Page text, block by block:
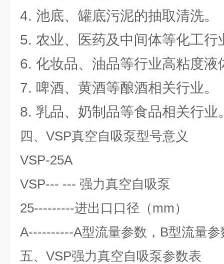
4. 池底、罐底污泥的抽取清洗。
5. 农业、医药及中间体等化工行
6. 化妆品、油品等行业高粘度液
7. 啤酒、黄酒等酿酒相关行业。
8. 乳品、奶制品等食品相关行业
四、VSP真空自吸泵型号意义
VSP-25A
VSP--- --- 强力真空自吸泵
25---------进出口口径（mm）
A----------A型流量参数，B型流量
五、 VSP强力真空自吸泵参数表